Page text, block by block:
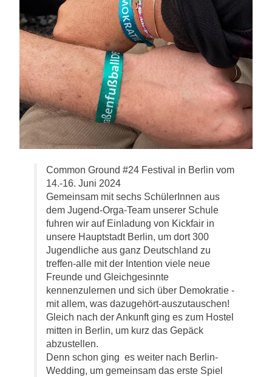
Common Ground #24 Festival in Berlin vom
14.-16. Juni 2024
Gemeinsam mit sechs SchülerInnen aus
dem Jugend-Orga-Team unserer Schule
fuhren wir auf Einladung von Kickfair in
unsere Hauptstadt Berlin, um dort 300
Jugendliche aus ganz Deutschland zu
treffen-alle mit der Intention viele neue
Freunde und Gleichgesinnte
kennenzulernen und sich über Demokratie -
mit allem, was dazugehört-auszutauschen!
Gleich nach der Ankunft ging es zum Hostel
mitten in Berlin, um kurz das Gepäck
abzustellen.
Denn schon ging es weiter nach Berlin-
Wedding, um gemeinsam das erste Spiel